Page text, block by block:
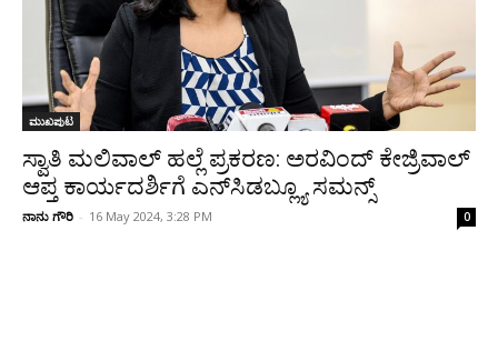
ಮುಖಪುಟ
ಸ್ವಾತಿ ಮಲಿವಾಲ್ ಹಲ್ಲೆ ಪ್ರಕರಣ: ಅರವಿಂದ್ ಕೇಜ್ರಿವಾಲ್
ಆಪ್ತ ಕಾರ್ಯದರ್ಶಿಗೆ ಎನ್‌ಸಿಡಬ್ಲ್ಯೂ ಸಮನ್ಸ್
ನಾನು ಗೌರಿ - 16 May 2024, 3:28 PM 0